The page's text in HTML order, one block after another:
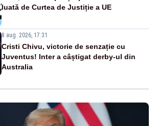
luată de Curtea de Justiție a UE
8 aug. 2026, 17:31
Cristi Chivu, victorie de senzație cu
Juventus! Inter a câștigat derby-ul din
Australia